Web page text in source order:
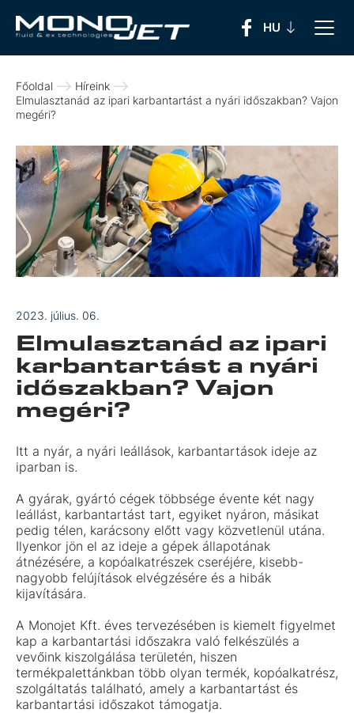
Főoldal
Híreink
Elmulasztanád az ipari karbantartást a nyári időszakban? Vajon
megéri?
2023. július. 06.
Elmulasztanád az ipari
karbantartást a nyári
időszakban? Vajon
megéri?
Itt a nyár, a nyári leállások, karbantartások ideje az
iparban is.
A gyárak, gyártó cégek többsége évente két nagy
leállást, karbantartást tart, egyiket nyáron, másikat
pedig télen, karácsony előtt vagy közvetlenül utána.
Ilyenkor jön el az ideje a gépek állapotának
átnézésére, a kopóalkatrészek cseréjére, kisebb-
nagyobb felújítások elvégzésére és a hibák
kijavítására.
A Monojet Kft. éves tervezésében is kiemelt figyelmet
kap a karbantartási időszakra való felkészülés a
vevőink kiszolgálása területén, hiszen
termékpalettánkban több olyan termék, kopóalkatrész,
szolgáltatás található, amely a karbantartást és
karbantartási időszakot támogatja.